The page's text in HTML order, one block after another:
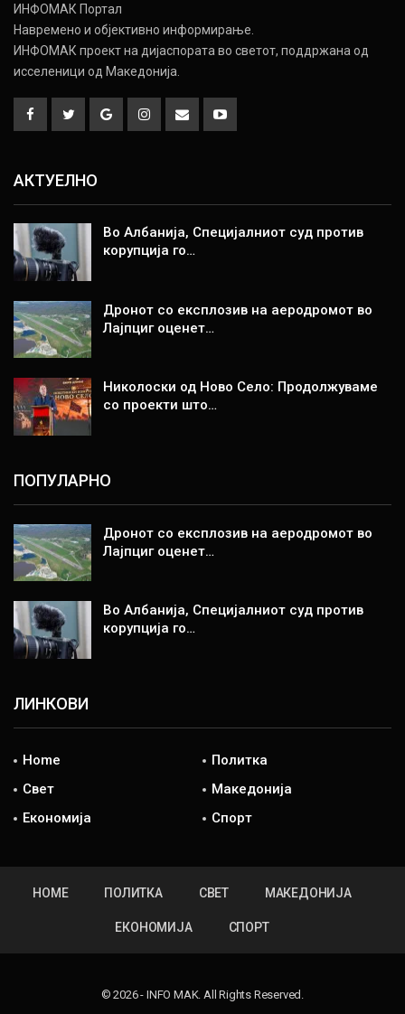
ИНФОМАК Портал
Навремено и објективно информирање.
ИНФОМАК проект на дијаспората во светот, поддржана од
исселеници од Македонија.
АКТУЕЛНО
Во Албанија, Специјалниот суд против
корупција го…
Дронот со експлозив на аеродромот во
Лајпциг оценет…
Николоски од Ново Село: Продолжуваме
со проекти што…
ПОПУЛАРНО
Дронот со експлозив на аеродромот во
Лајпциг оценет…
Во Албанија, Специјалниот суд против
корупција го…
ЛИНКОВИ
Home
Политка
Свет
Македонија
Економија
Спорт
HOME ПОЛИТКА СВЕТ МАКЕДОНИЈА
ЕКОНОМИЈА СПОРТ
© 2026 - INFO MAK. All Rights Reserved.